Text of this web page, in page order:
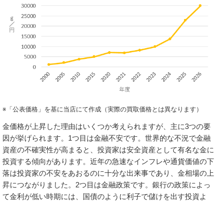
※「公表価格」を基に当店にて作成（実際の買取価格とは異なります）
金価格が上昇した理由はいくつか考えられますが、主に3つの要
因が挙げられます。1つ目は金融不安です。世界的な不況で金融
資産の不確実性が高まると、投資家は安全資産として有名な金に
投資する傾向があります。近年の急速なインフレや通貨価値の下
落は投資家の不安をあおるのに十分な出来事であり、金相場の上
昇につながりました。2つ目は金融政策です。銀行の政策によっ
て金利が低い時期には、国債のように利子で儲けを出す投資よ